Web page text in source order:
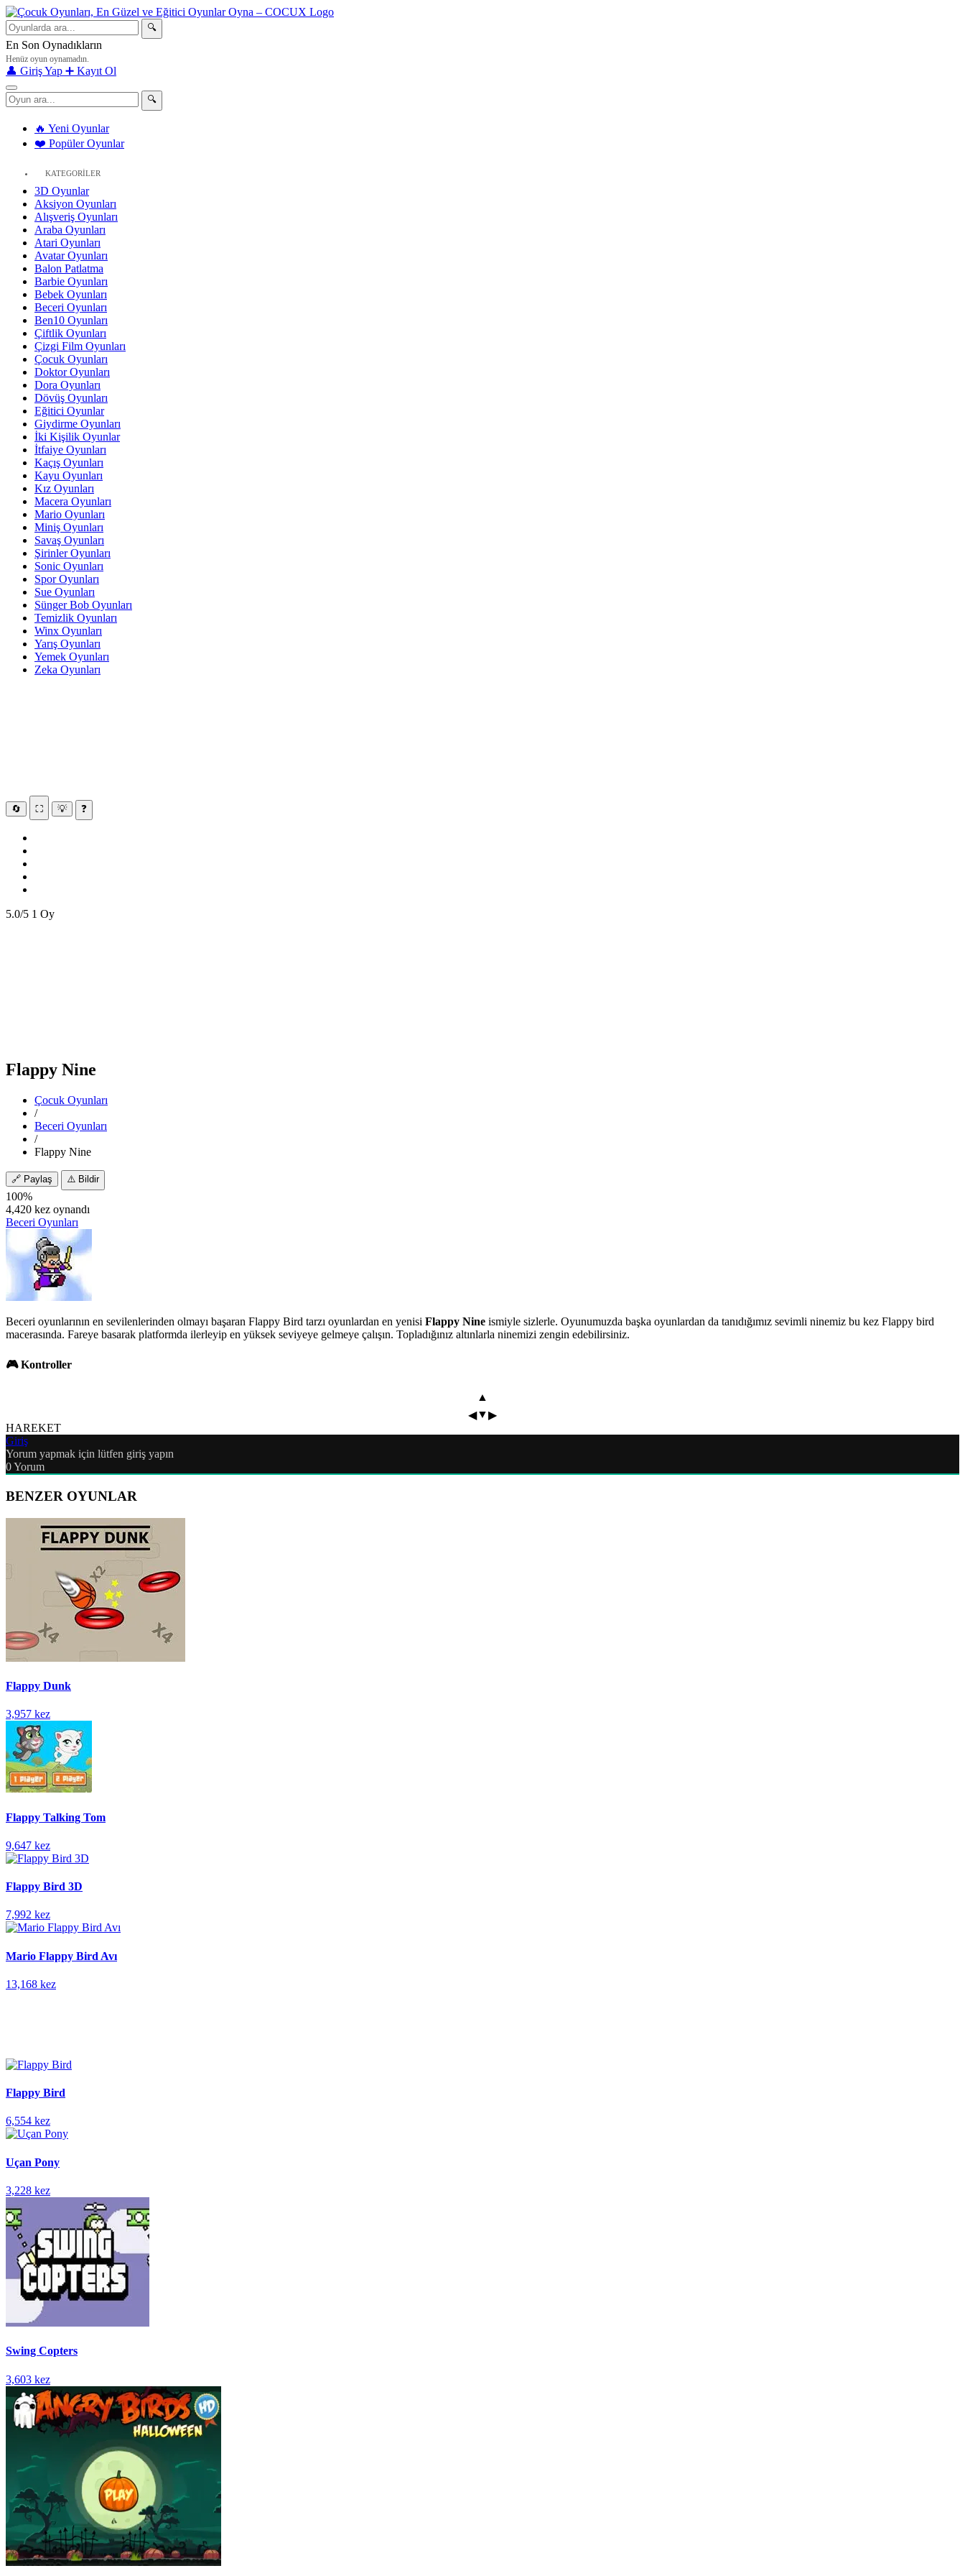
🔍
En Son Oynadıkların
Henüz oyun oynamadın.
👤 Giriş Yap ➕ Kayıt Ol
🔍
🔥 Yeni Oyunlar
❤️ Popüler Oyunlar
KATEGORİLER
3D Oyunlar
Aksiyon Oyunları
Alışveriş Oyunları
Araba Oyunları
Atari Oyunları
Avatar Oyunları
Balon Patlatma
Barbie Oyunları
Bebek Oyunları
Beceri Oyunları
Ben10 Oyunları
Çiftlik Oyunları
Çizgi Film Oyunları
Çocuk Oyunları
Doktor Oyunları
Dora Oyunları
Dövüş Oyunları
Eğitici Oyunlar
Giydirme Oyunları
İki Kişilik Oyunlar
İtfaiye Oyunları
Kaçış Oyunları
Kayu Oyunları
Kız Oyunları
Macera Oyunları
Mario Oyunları
Miniş Oyunları
Savaş Oyunları
Şirinler Oyunları
Sonic Oyunları
Spor Oyunları
Sue Oyunları
Sünger Bob Oyunları
Temizlik Oyunları
Winx Oyunları
Yarış Oyunları
Yemek Oyunları
Zeka Oyunları
🔄 ⛶ 💡 ❓
5.0/5 1 Oy
Flappy Nine
Çocuk Oyunları
/
Beceri Oyunları
/
Flappy Nine
🔗 Paylaş ⚠️ Bildir
100%
4,420 kez oynandı
Beceri Oyunları
Beceri oyunlarının en sevilenlerinden olmayı başaran Flappy Bird tarzı oyunlardan en yenisi Flappy Nine ismiyle sizlerle. Oyunumuzda başka oyunlardan da tanıdığımız sevimli ninemiz bu kez Flappy bird
macerasında. Fareye basarak platformda ilerleyip en yüksek seviyeye gelmeye çalışın. Topladığınız altınlarla ninemizi zengin edebilirsiniz.
🎮 Kontroller
▲
◀▼▶
HAREKET
Giriş
Yorum yapmak için lütfen giriş yapın
0Yorum
BENZER OYUNLAR
Flappy Dunk
3,957 kez
Flappy Talking Tom
9,647 kez
Flappy Bird 3D
7,992 kez
Mario Flappy Bird Avı
13,168 kez
Flappy Bird
6,554 kez
Uçan Pony
3,228 kez
Swing Copters
3,603 kez